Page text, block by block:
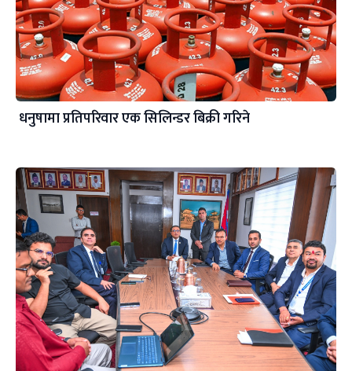
धनुषामा प्रतिपरिवार एक सिलिन्डर बिक्री गरिने